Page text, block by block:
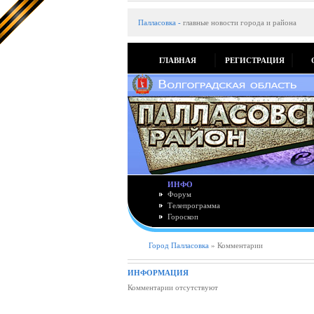
Палласовка - главные новости города и района
ГЛАВНАЯ РЕГИСТРАЦИЯ
ИНФО
Форум
Телепрограмма
Гороскоп
Город Палласовка » Комментарии
ИНФОРМАЦИЯ
Комментарии отсутствуют